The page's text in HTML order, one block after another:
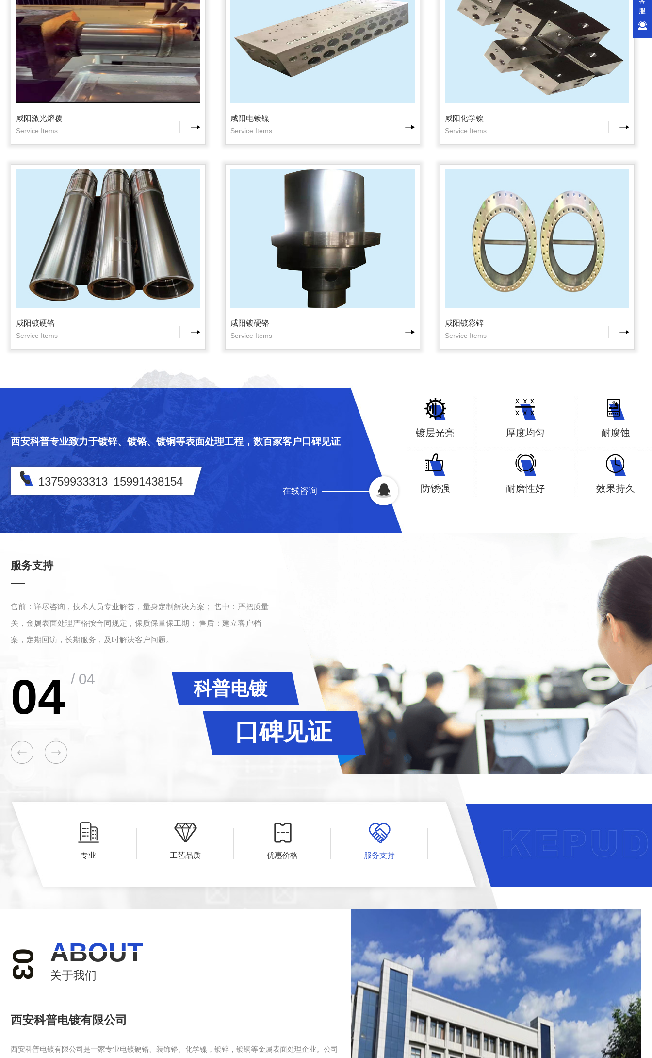
咸阳激光熔覆
Service Items
咸阳电镀镍
Service Items
咸阳化学镍
Service Items
咸阳镀硬铬
Service Items
咸阳镀硬铬
Service Items
咸阳镀彩锌
Service Items
西安科普专业致力于镀锌、镀铬、镀铜等表面处理工程，数百家客户口碑见证
13759933313 15991438154
在线咨询
镀层光亮 厚度均匀 耐腐蚀
防锈强 耐磨性好 效果持久
专业
西安科普正式成立于2010年，是一家专业从事电镀硬铬、装饰铬、化学镍、
镀锌、镀铜等属表面处理的现代化 企业，拥有一支行业经验丰富的专业团
队，综合 强，西北地区金属表面处理行业 服务商。
01
专业 工艺品质 优惠价格 服务支持
/ 04 科普电镀
口碑见证
03 ABOUT
ABOUT
关于我们
西安科普电镀有限公司
西安科普电镀有限公司是一家专业电镀硬铬、装饰铬、化学镍，镀锌，镀铜等金属表面处理企业。公司
服